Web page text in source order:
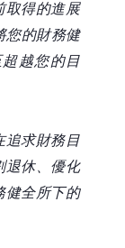
取得的進展
您的財務健
越您的目
追求財務目
退休、優化
健全所下的